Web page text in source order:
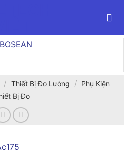
/ Thiết Bị Đo Lường / Phụ Kiện
Bị Đo